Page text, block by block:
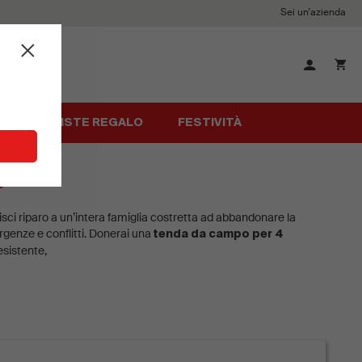
Sei un'azienda
LISTE REGALO FESTIVITÀ
riparo a un’intera famiglia costretta ad abbandonare la
e conflitti. Donerai una tenda da campo per 4
e scrivi il tuo augurio speciale. In poche semplici mosse il tuo
×